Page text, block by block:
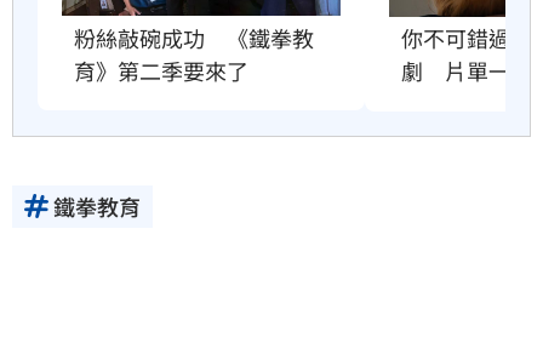
粉絲敲碗成功　《鐵拳教
育》第二季要來了
你不可錯過的
劇　片單一次
鐵拳教育